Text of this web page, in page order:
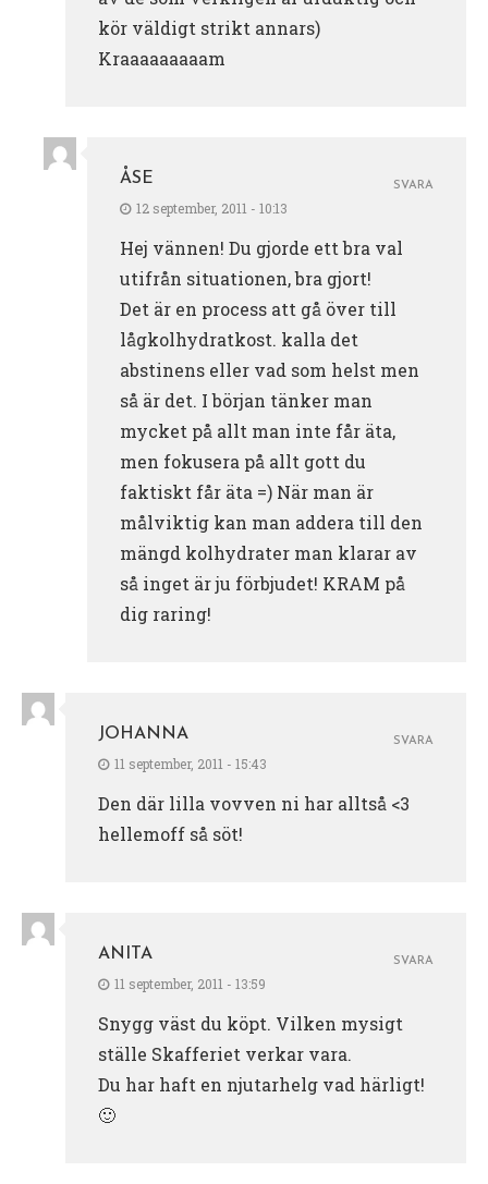
kör väldigt strikt annars)
Kraaaaaaaaam
ÅSE
12 september, 2011 - 10:13
Hej vännen! Du gjorde ett bra val
utifrån situationen, bra gjort!
Det är en process att gå över till
lågkolhydratkost. kalla det
abstinens eller vad som helst men
så är det. I början tänker man
mycket på allt man inte får äta,
men fokusera på allt gott du
faktiskt får äta =) När man är
målviktig kan man addera till den
mängd kolhydrater man klarar av
så inget är ju förbjudet! KRAM på
dig raring!
SVARA
JOHANNA
11 september, 2011 - 15:43
Den där lilla vovven ni har alltså <3
hellemoff så söt!
SVARA
ANITA
11 september, 2011 - 13:59
Snygg väst du köpt. Vilken mysigt
ställe Skafferiet verkar vara.
Du har haft en njutarhelg vad härligt!
🙂
SVARA